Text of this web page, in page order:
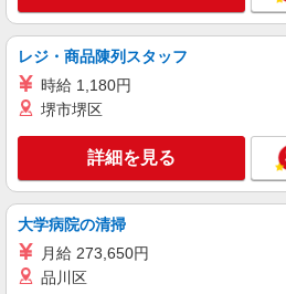
派遣社員
株式会社kotrio /●TK-H-2093760
善は急げ≫≫≫履歴
時給1500円〜
通費全支給(ガソリン
前橋市江木町 ＜
キープ
派遣社員
レジ・商品陳列スタッフ
時給 1,180円
堺市堺区
詳細を見る
大学病院の清掃
月給 273,650円
品川区